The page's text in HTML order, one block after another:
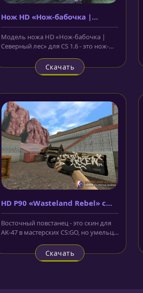
Нож HD «Нож-бабочка |
Северный лес»
Модель ножа HD «Нож-бабочка |
Северный лес» для CS 1.6 - это нож-
Скачать
HD P90 «Wasteland Rebel» с
анимацией осмотра
Восточный повстанец - это скин для
AK-47 в мастерских CS:GO, но умельцы
Скачать